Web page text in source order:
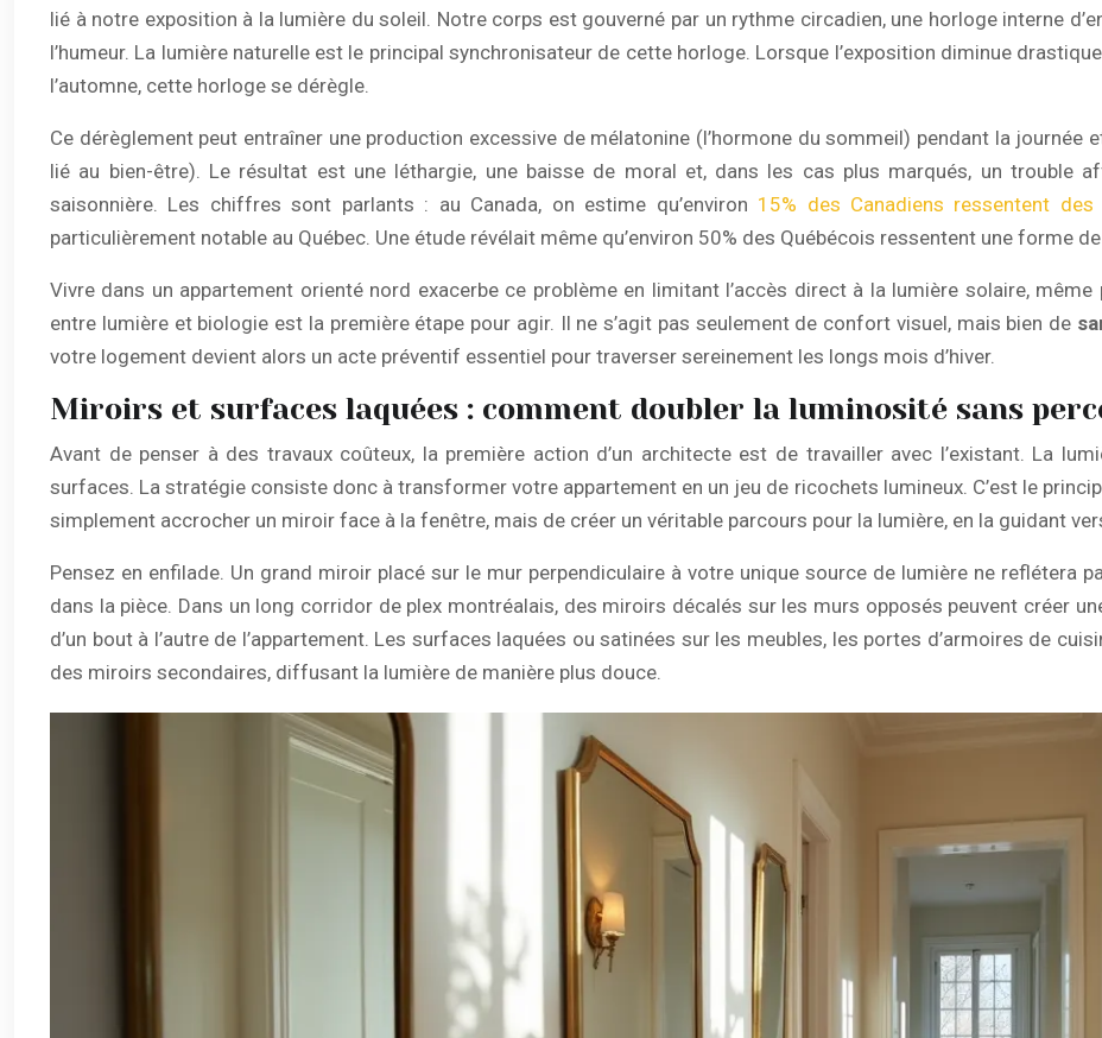
lié à notre exposition à la lumière du soleil. Notre corps est gouverné par un rythme circadien, une horloge interne
l’humeur. La lumière naturelle est le principal synchronisateur de cette horloge. Lorsque l’exposition diminue
l’automne, cette horloge se dérègle.
Ce dérèglement peut entraîner une production excessive de mélatonine (l’hormone du sommeil) pendant la
lié au bien-être). Le résultat est une léthargie, une baisse de moral et, dans les cas plus marqués, un trouble
saisonnière. Les chiffres sont parlants : au Canada, on estime qu’environ 15% des Canadiens ressentent
particulièrement notable au Québec. Une étude révélait même qu’environ 50% des Québécois ressentent une forme
Vivre dans un appartement orienté nord exacerbe ce problème en limitant l’accès direct à la lumière solaire,
entre lumière et biologie est la première étape pour agir. Il ne s’agit pas seulement de confort visuel, mais bien de
votre logement devient alors un acte préventif essentiel pour traverser sereinement les longs mois d’hiver.
Miroirs et surfaces laquées : comment doubler la luminosité sans
Avant de penser à des travaux coûteux, la première action d’un architecte est de travailler avec l’existant. La
surfaces. La stratégie consiste donc à transformer votre appartement en un jeu de ricochets lumineux. C’est le
simplement accrocher un miroir face à la fenêtre, mais de créer un véritable parcours pour la lumière, en la guidant
Pensez en enfilade. Un grand miroir placé sur le mur perpendiculaire à votre unique source de lumière ne reflétera
dans la pièce. Dans un long corridor de plex montréalais, des miroirs décalés sur les murs opposés peuvent créer
d’un bout à l’autre de l’appartement. Les surfaces laquées ou satinées sur les meubles, les portes d’armoires de
des miroirs secondaires, diffusant la lumière de manière plus douce.